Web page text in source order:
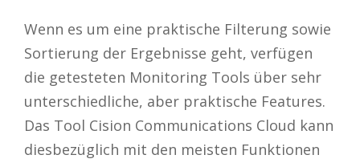
Wenn es um eine praktische Filterung sowie
Sortierung der Ergebnisse geht, verfügen
die getesteten Monitoring Tools über sehr
unterschiedliche, aber praktische Features.
Das Tool Cision Communications Cloud kann
diesbezüglich mit den meisten Funktionen